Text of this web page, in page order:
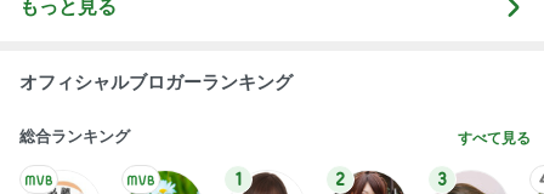
もっと見る
オフィシャルブロガーランキング
総合ランキング すべて見る
1 2 3